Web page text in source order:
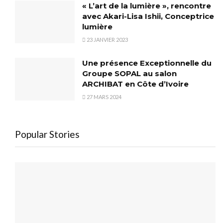
« L’art de la lumière », rencontre
avec Akari-Lisa Ishii, Conceptrice
lumière
23 JANVIER 2023
Une présence Exceptionnelle du
Groupe SOPAL au salon
ARCHIBAT en Côte d’Ivoire
27 MARS 2024
Popular Stories